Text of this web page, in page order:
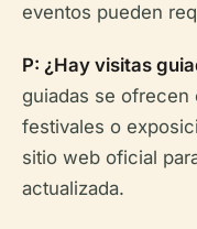
eventos pueden
P: ¿Hay visitas
guiadas se ofrecen
festivales o
sitio web oficial
actualizada.